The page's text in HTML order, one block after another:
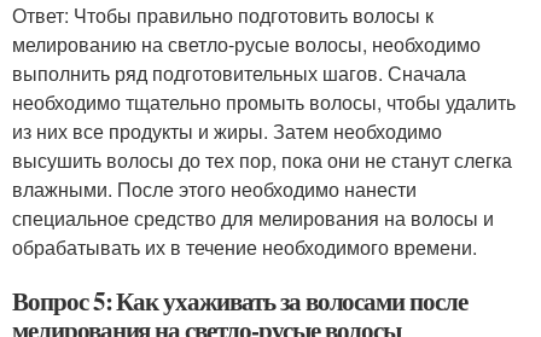
Ответ: Чтобы правильно подготовить волосы к
мелированию на светло-русые волосы, необходимо
выполнить ряд подготовительных шагов. Сначала
необходимо тщательно промыть волосы, чтобы удалить
из них все продукты и жиры. Затем необходимо
высушить волосы до тех пор, пока они не станут слегка
влажными. После этого необходимо нанести
специальное средство для мелирования на волосы и
обрабатывать их в течение необходимого времени.
Вопрос 5: Как ухаживать за волосами после
мелирования на светло-русые волосы